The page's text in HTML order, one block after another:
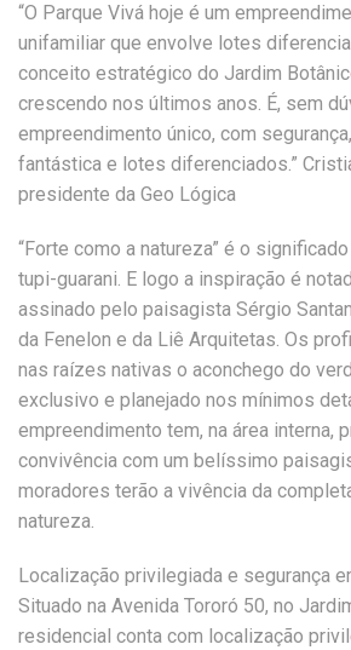
“O Parque Vivá hoje é um
unifamiliar que envolve lotes
conceito estratégico do Jardim
crescendo nos últimos anos. É, sem
empreendimento único, com
fantástica e lotes diferenciados.”
presidente da Geo Lógica
“Forte como a natureza” é o
tupi-guarani. E logo a inspiração é
assinado pelo paisagista Sérgio
da Fenelon e da Liê Arquitetas. Os
nas raízes nativas o aconchego do
exclusivo e planejado nos mínimos
empreendimento tem, na área interna,
convivência com um belíssimo
moradores terão a vivência da
natureza.
Localização privilegiada e segurança
Situado na Avenida Tororó 50, no
residencial conta com localização